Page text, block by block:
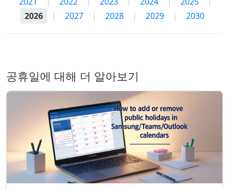
2026
| 2027 | 2028 | 2029 | 2030
공휴일에 대해 더 알아보기